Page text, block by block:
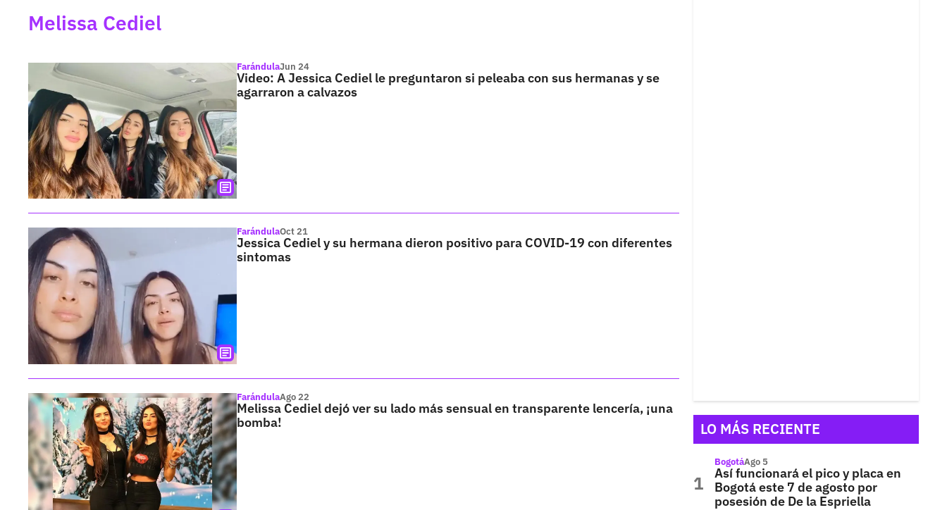
Melissa Cediel
FarándulaJun 24
Video: A Jessica Cediel le preguntaron si peleaba con sus hermanas y se
agarraron a calvazos
FarándulaOct 21
Jessica Cediel y su hermana dieron positivo para COVID-19 con diferentes
sintomas
FarándulaAgo 22
Melissa Cediel dejó ver su lado más sensual en transparente lencería, ¡una
bomba!
LO MÁS RECIENTE
BogotáAgo 5
Así funcionará el pico y placa en
Bogotá este 7 de agosto por
posesión de De la Espriella